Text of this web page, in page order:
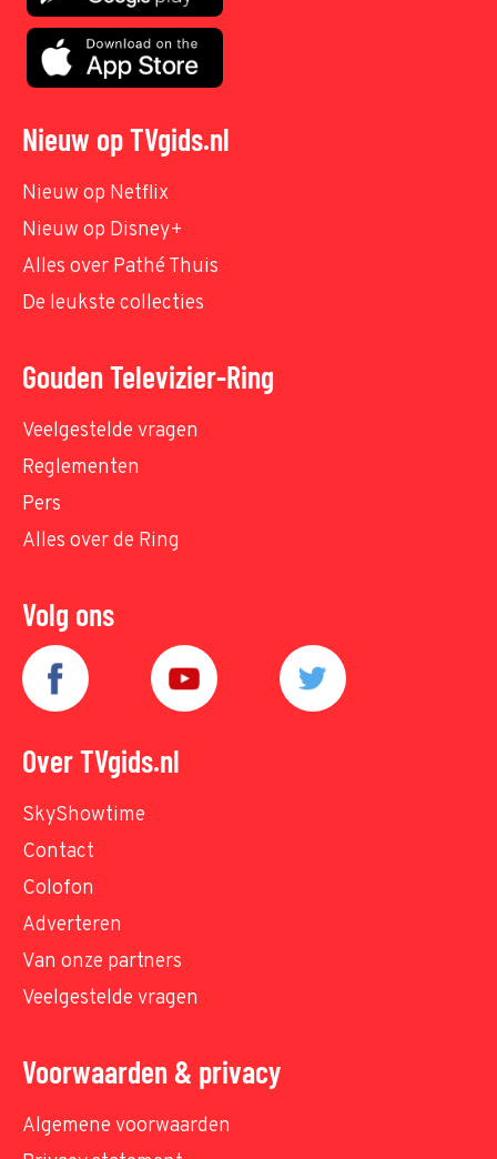
Nieuw op TVgids.nl
Nieuw op Netflix
Nieuw op Disney+
Alles over Pathé Thuis
De leukste collecties
Gouden Televizier-Ring
Veelgestelde vragen
Reglementen
Pers
Alles over de Ring
Volg ons
Over TVgids.nl
SkyShowtime
Contact
Colofon
Adverteren
Van onze partners
Veelgestelde vragen
Voorwaarden & privacy
Algemene voorwaarden